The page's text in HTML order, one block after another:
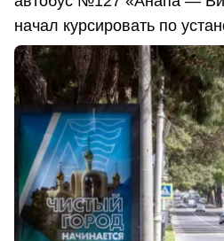
начал курсировать по